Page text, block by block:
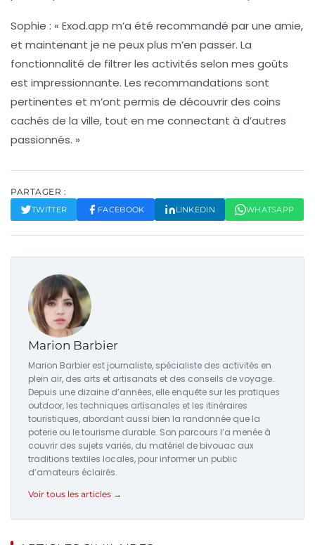
Sophie : « Exod.app m’a été recommandé par une amie,
et maintenant je ne peux plus m’en passer. La
fonctionnalité de filtrer les activités selon mes goûts
est impressionnante. Les recommandations sont
pertinentes et m’ont permis de découvrir des coins
cachés de la ville, tout en me connectant à d’autres
passionnés. »
PARTAGER :
TWITTER FACEBOOK LINKEDIN WHATSAPP
Marion Barbier
Marion Barbier est journaliste, spécialiste des activités en
plein air, des arts et artisanats et des conseils de voyage.
Depuis une dizaine d’années, elle enquête sur les pratiques
outdoor, les techniques artisanales et les itinéraires
touristiques, abordant aussi bien la randonnée que la
poterie ou le tourisme durable. Son parcours l’a menée à
couvrir des sujets variés, du matériel de bivouac aux
traditions textiles locales, pour informer un public
d’amateurs éclairés.
Voir tous les articles →